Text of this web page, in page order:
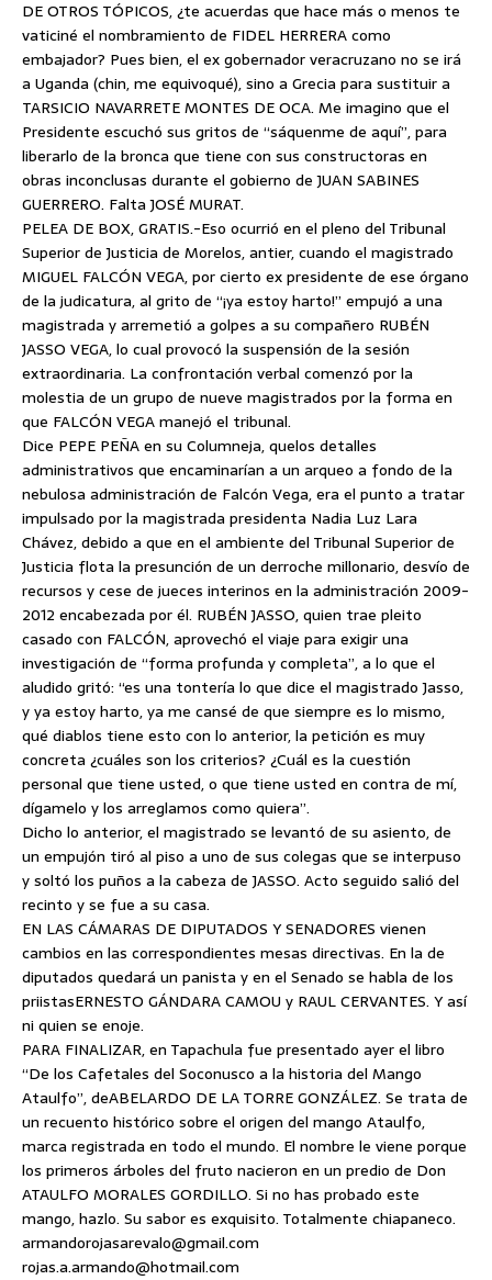
DE OTROS TÓPICOS, ¿te acuerdas que hace más o menos te
vaticiné el nombramiento de FIDEL HERRERA como
embajador? Pues bien, el ex gobernador veracruzano no se irá
a Uganda (chin, me equivoqué), sino a Grecia para sustituir a
TARSICIO NAVARRETE MONTES DE OCA. Me imagino que el
Presidente escuchó sus gritos de “sáquenme de aquí”, para
liberarlo de la bronca que tiene con sus constructoras en
obras inconclusas durante el gobierno de JUAN SABINES
GUERRERO. Falta JOSÉ MURAT.
PELEA DE BOX, GRATIS.-Eso ocurrió en el pleno del Tribunal
Superior de Justicia de Morelos, antier, cuando el magistrado
MIGUEL FALCÓN VEGA, por cierto ex presidente de ese órgano
de la judicatura, al grito de “¡ya estoy harto!” empujó a una
magistrada y arremetió a golpes a su compañero RUBÉN
JASSO VEGA, lo cual provocó la suspensión de la sesión
extraordinaria. La confrontación verbal comenzó por la
molestia de un grupo de nueve magistrados por la forma en
que FALCÓN VEGA manejó el tribunal.
Dice PEPE PEÑA en su Columneja, quelos detalles
administrativos que encaminarían a un arqueo a fondo de la
nebulosa administración de Falcón Vega, era el punto a tratar
impulsado por la magistrada presidenta Nadia Luz Lara
Chávez, debido a que en el ambiente del Tribunal Superior de
Justicia flota la presunción de un derroche millonario, desvío de
recursos y cese de jueces interinos en la administración 2009-
2012 encabezada por él. RUBÉN JASSO, quien trae pleito
casado con FALCÓN, aprovechó el viaje para exigir una
investigación de “forma profunda y completa”, a lo que el
aludido gritó: “es una tontería lo que dice el magistrado Jasso,
y ya estoy harto, ya me cansé de que siempre es lo mismo,
qué diablos tiene esto con lo anterior, la petición es muy
concreta ¿cuáles son los criterios? ¿Cuál es la cuestión
personal que tiene usted, o que tiene usted en contra de mí,
dígamelo y los arreglamos como quiera”.
Dicho lo anterior, el magistrado se levantó de su asiento, de
un empujón tiró al piso a uno de sus colegas que se interpuso
y soltó los puños a la cabeza de JASSO. Acto seguido salió del
recinto y se fue a su casa.
EN LAS CÁMARAS DE DIPUTADOS Y SENADORES vienen
cambios en las correspondientes mesas directivas. En la de
diputados quedará un panista y en el Senado se habla de los
priistasERNESTO GÁNDARA CAMOU y RAUL CERVANTES. Y así
ni quien se enoje.
PARA FINALIZAR, en Tapachula fue presentado ayer el libro
“De los Cafetales del Soconusco a la historia del Mango
Ataulfo”, deABELARDO DE LA TORRE GONZÁLEZ. Se trata de
un recuento histórico sobre el origen del mango Ataulfo,
marca registrada en todo el mundo. El nombre le viene porque
los primeros árboles del fruto nacieron en un predio de Don
ATAULFO MORALES GORDILLO. Si no has probado este
mango, hazlo. Su sabor es exquisito. Totalmente chiapaneco.
armandorojasarevalo@gmail.com
rojas.a.armando@hotmail.com